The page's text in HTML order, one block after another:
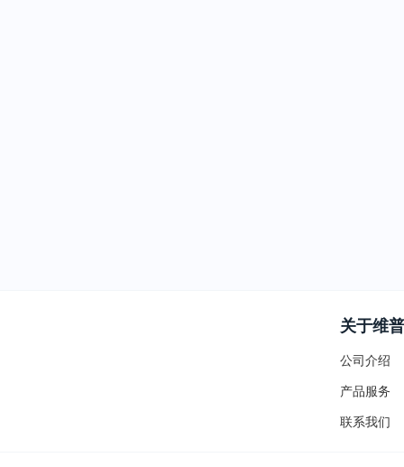
关于维普
公司介绍
产品服务
联系我们